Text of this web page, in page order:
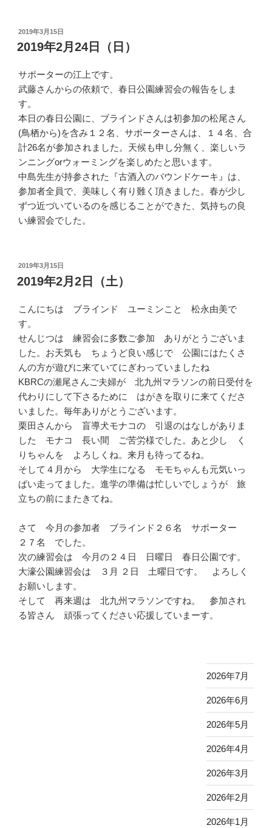
投
稿
日:
2019年3月15日
2019年2月24日（日）
サポーターの江上です。
武藤さんからの依頼で、春日公園練習会の報告をしま
す。
本日の春日公園に、ブラインドさんは初参加の松尾さん
(鳥栖から)を含み１２名、サポーターさんは、１４名、合
計26名が参加されました。天候も申し分無く、楽しいラ
ンニングorウォーミングを楽しめたと思います。
中島先生が持参された『古酒入のバウンドケーキ』は、
参加者全員で、美味しく有り難く頂きました。春が少し
ずつ近づいているのを感じることができた、気持ちの良
い練習会でした。
投
稿
日:
2019年3月15日
2019年2月2日（土）
こんにちは ブラインド ユーミンこと 松永由美で
す。
せんじつは 練習会に多数ご参加 ありがとうございま
した。お天気も ちょうど良い感じで 公園にはたくさ
んの方が遊びに来ていてにぎわっていましたね
KBRCの瀬尾さんご夫婦が 北九州マラソンの前日受付を
代わりにして下さるために はがきを取りに来てくださ
いました。毎年ありがとうございます。
栗田さんから 盲導犬モナコの 引退のはなしがありま
した モナコ 長い間 ご苦労様でした。あと少し く
りちゃんを よろしくね。来月も待ってるね。
そして４月から 大学生になる モモちゃんも元気いっ
ぱい走ってました。進学の準備は忙しいでしょうが 旅
立ちの前にまたきてね。
さて 今月の参加者 ブラインド２６名 サポーター
２７名 でした。
次の練習会は 今月の２４日 日曜日 春日公園です。
大濠公園練習会は ３月 ２日 土曜日です。 よろしく
お願いします。
そして 再来週は 北九州マラソンですね。 参加され
る皆さん 頑張ってください応援していまーす。
2026年7月
2026年6月
2026年5月
2026年4月
2026年3月
2026年2月
2026年1月